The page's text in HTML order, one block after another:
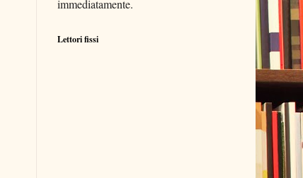
immediatamente.
Lettori fissi